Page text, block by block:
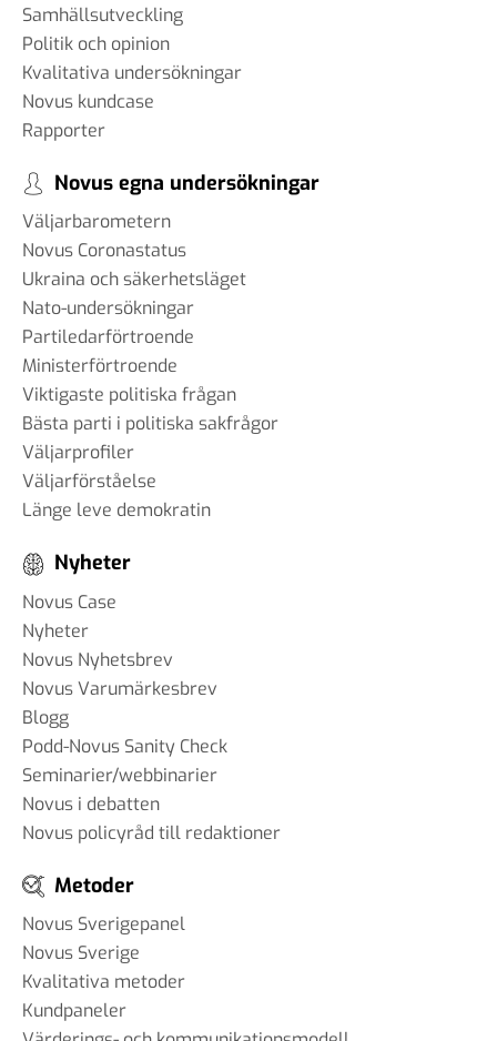
Samhällsutveckling
Politik och opinion
Kvalitativa undersökningar
Novus kundcase
Rapporter
Novus egna undersökningar
Väljarbarometern
Novus Coronastatus
Ukraina och säkerhetsläget
Nato-undersökningar
Partiledarförtroende
Ministerförtroende
Viktigaste politiska frågan
Bästa parti i politiska sakfrågor
Väljarprofiler
Väljarförståelse
Länge leve demokratin
Nyheter
Novus Case
Nyheter
Novus Nyhetsbrev
Novus Varumärkesbrev
Blogg
Podd-Novus Sanity Check
Seminarier/webbinarier
Novus i debatten
Novus policyråd till redaktioner
Metoder
Novus Sverigepanel
Novus Sverige
Kvalitativa metoder
Kundpaneler